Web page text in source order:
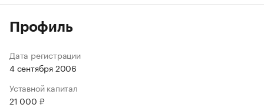
Профиль
Дата регистрации
4 сентября 2006
Уставной капитал
21 000 ₽